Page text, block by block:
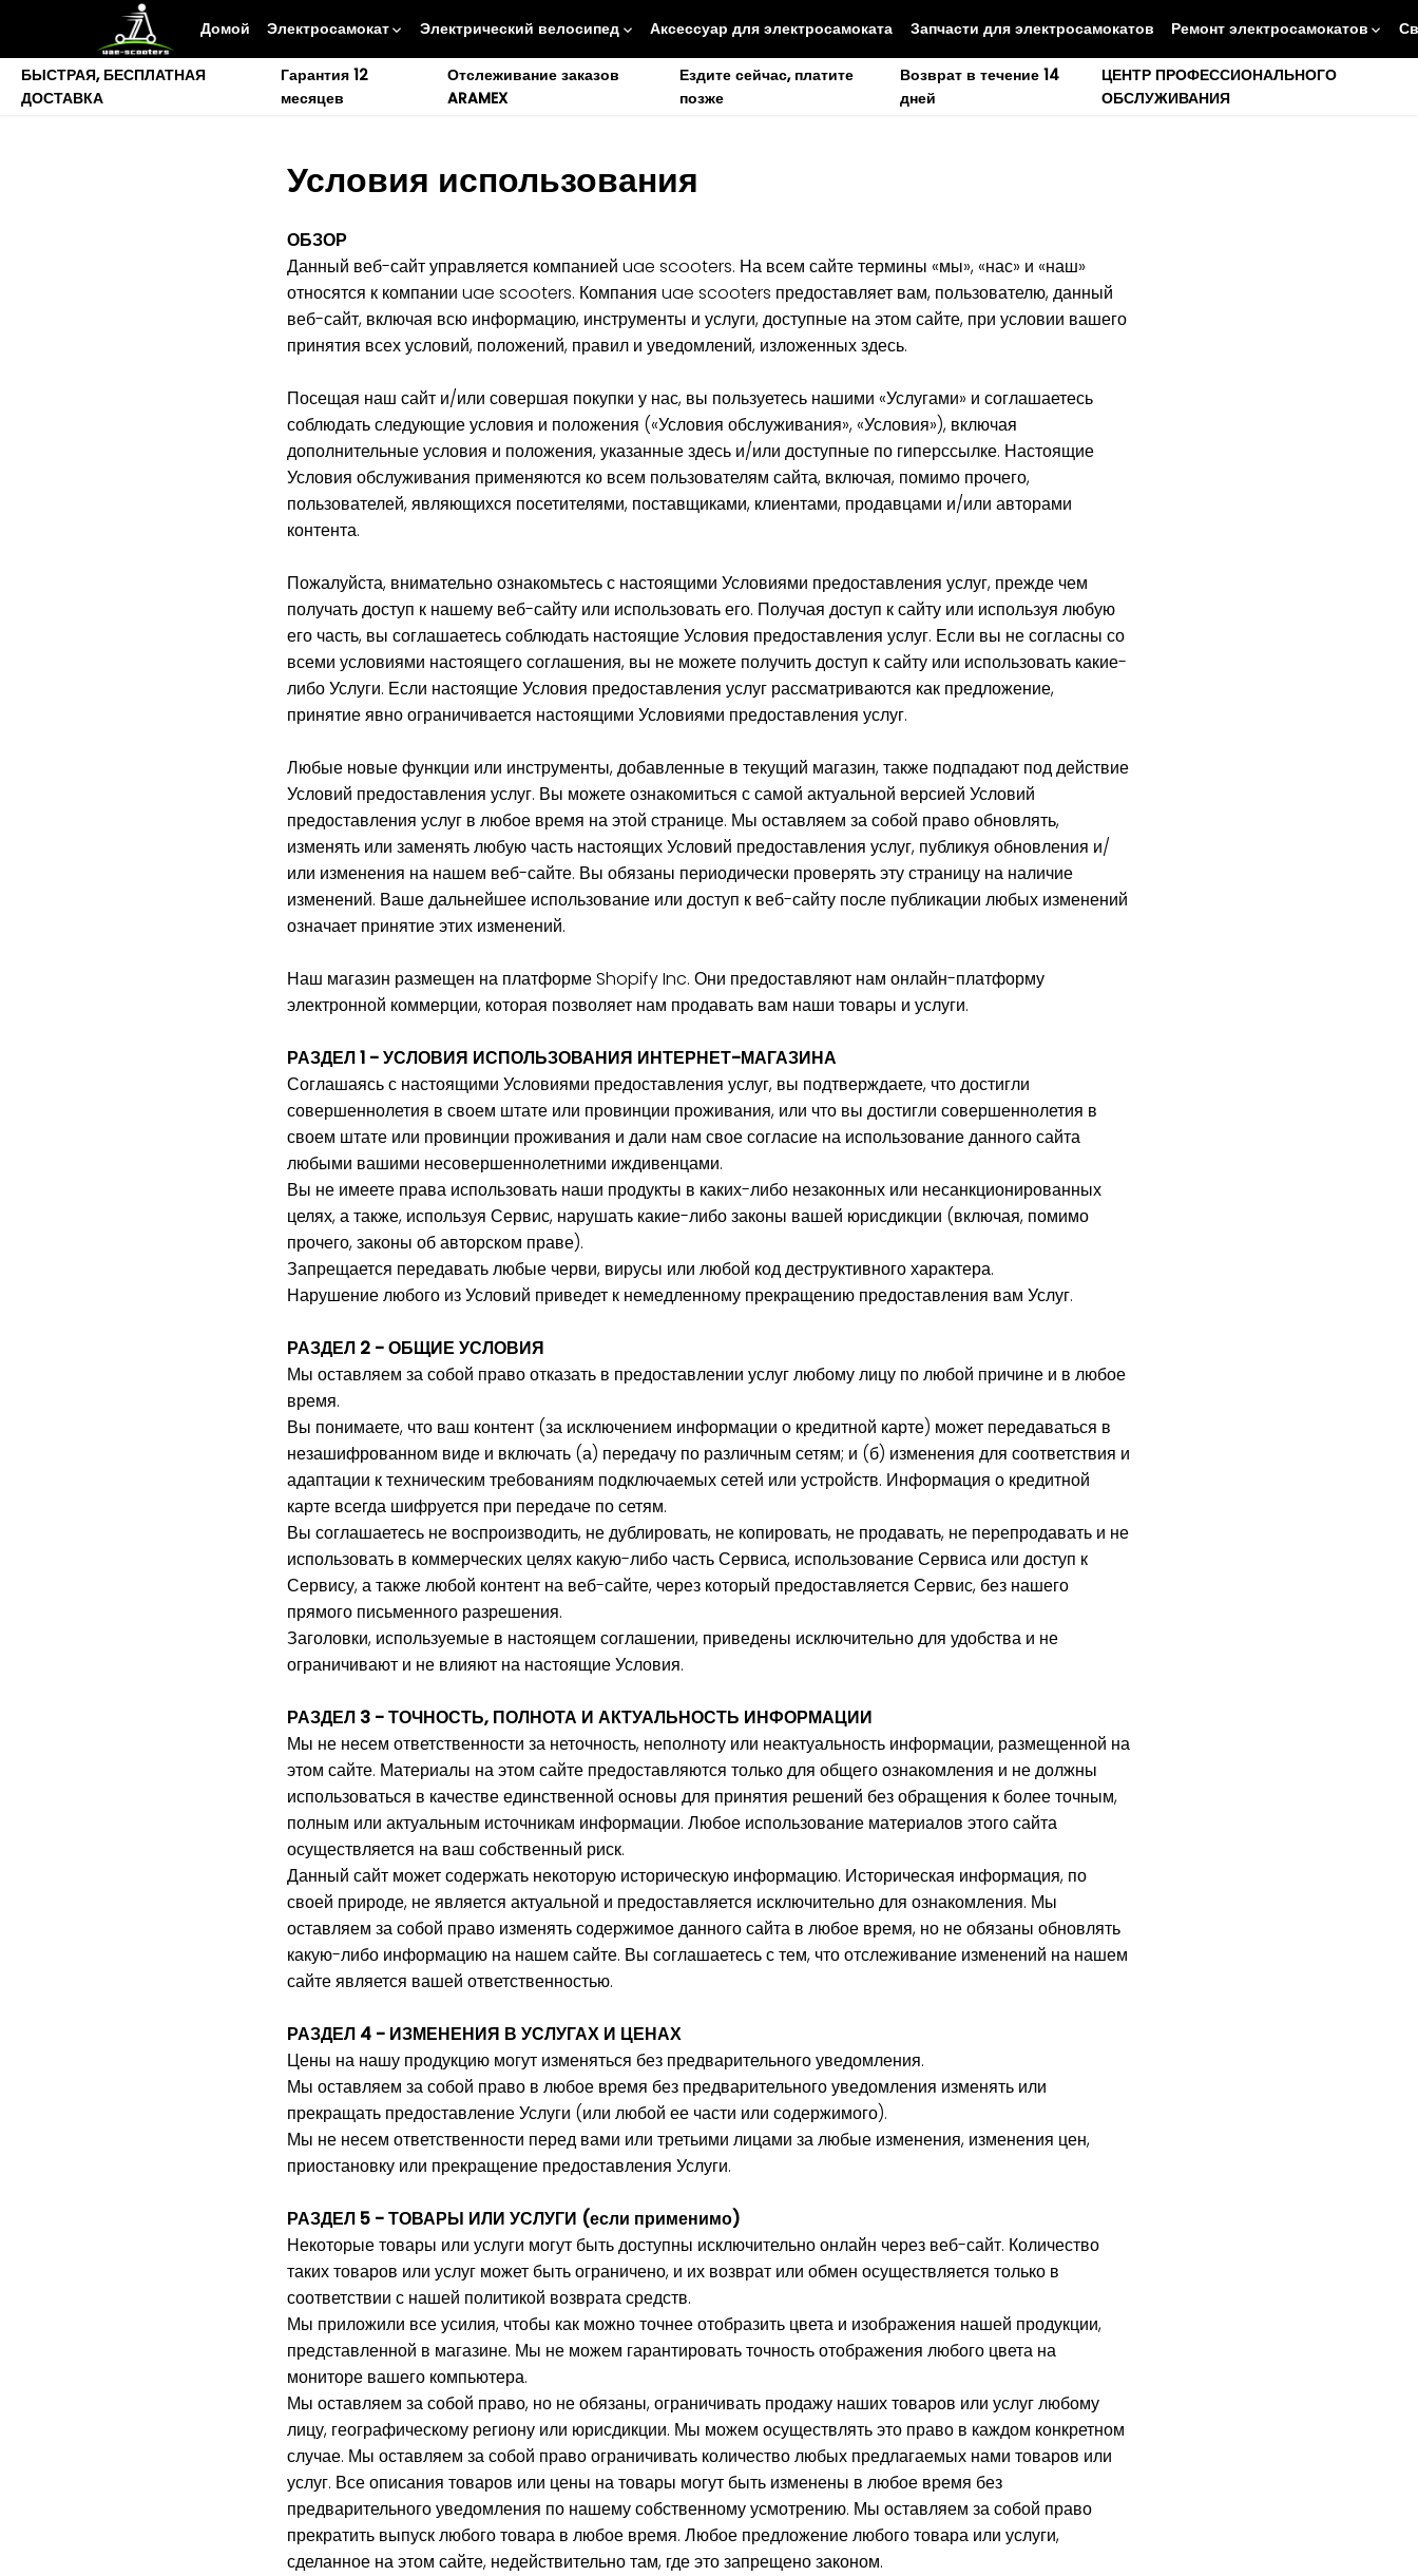
содержанию
Домой Электросамокат Электрический велосипед Аксессуар для электросамоката Запчасти для электросамокатов Ремонт электросамокатов
БЫСТРАЯ, БЕСПЛАТНАЯ
ДОСТАВКА
Гарантия 12
месяцев
Отслеживание заказов
ARAMEX
Ездите сейчас, платите
позже
Возврат в течение 14
дней
ЦЕНТР ПРОФЕССИОНАЛЬНОГО
ОБСЛУЖИВАНИЯ
Условия использования
ОБЗОР
Данный веб-сайт управляется компанией uae scooters. На всем сайте термины «мы», «нас» и «наш»
относятся к компании uae scooters. Компания uae scooters предоставляет вам, пользователю, данный
веб-сайт, включая всю информацию, инструменты и услуги, доступные на этом сайте, при условии вашего
принятия всех условий, положений, правил и уведомлений, изложенных здесь.
Посещая наш сайт и/или совершая покупки у нас, вы пользуетесь нашими «Услугами» и соглашаетесь
соблюдать следующие условия и положения («Условия обслуживания», «Условия»), включая
дополнительные условия и положения, указанные здесь и/или доступные по гиперссылке. Настоящие
Условия обслуживания применяются ко всем пользователям сайта, включая, помимо прочего,
пользователей, являющихся посетителями, поставщиками, клиентами, продавцами и/или авторами
контента.
Пожалуйста, внимательно ознакомьтесь с настоящими Условиями предоставления услуг, прежде чем
получать доступ к нашему веб-сайту или использовать его. Получая доступ к сайту или используя любую
его часть, вы соглашаетесь соблюдать настоящие Условия предоставления услуг. Если вы не согласны со
всеми условиями настоящего соглашения, вы не можете получить доступ к сайту или использовать какие-
либо Услуги. Если настоящие Условия предоставления услуг рассматриваются как предложение,
принятие явно ограничивается настоящими Условиями предоставления услуг.
Любые новые функции или инструменты, добавленные в текущий магазин, также подпадают под действие
Условий предоставления услуг. Вы можете ознакомиться с самой актуальной версией Условий
предоставления услуг в любое время на этой странице. Мы оставляем за собой право обновлять,
изменять или заменять любую часть настоящих Условий предоставления услуг, публикуя обновления и/
или изменения на нашем веб-сайте. Вы обязаны периодически проверять эту страницу на наличие
изменений. Ваше дальнейшее использование или доступ к веб-сайту после публикации любых изменений
означает принятие этих изменений.
Наш магазин размещен на платформе Shopify Inc. Они предоставляют нам онлайн-платформу
электронной коммерции, которая позволяет нам продавать вам наши товары и услуги.
РАЗДЕЛ 1 - УСЛОВИЯ ИСПОЛЬЗОВАНИЯ ИНТЕРНЕТ-МАГАЗИНА
Соглашаясь с настоящими Условиями предоставления услуг, вы подтверждаете, что достигли
совершеннолетия в своем штате или провинции проживания, или что вы достигли совершеннолетия в
своем штате или провинции проживания и дали нам свое согласие на использование данного сайта
любыми вашими несовершеннолетними иждивенцами.
Вы не имеете права использовать наши продукты в каких-либо незаконных или несанкционированных
целях, а также, используя Сервис, нарушать какие-либо законы вашей юрисдикции (включая, помимо
прочего, законы об авторском праве).
Запрещается передавать любые черви, вирусы или любой код деструктивного характера.
Нарушение любого из Условий приведет к немедленному прекращению предоставления вам Услуг.
РАЗДЕЛ 2 - ОБЩИЕ УСЛОВИЯ
Мы оставляем за собой право отказать в предоставлении услуг любому лицу по любой причине и в любое
время.
Вы понимаете, что ваш контент (за исключением информации о кредитной карте) может передаваться в
незашифрованном виде и включать (а) передачу по различным сетям; и (б) изменения для соответствия и
адаптации к техническим требованиям подключаемых сетей или устройств. Информация о кредитной
карте всегда шифруется при передаче по сетям.
Вы соглашаетесь не воспроизводить, не дублировать, не копировать, не продавать, не перепродавать и не
использовать в коммерческих целях какую-либо часть Сервиса, использование Сервиса или доступ к
Сервису, а также любой контент на веб-сайте, через который предоставляется Сервис, без нашего
прямого письменного разрешения.
Заголовки, используемые в настоящем соглашении, приведены исключительно для удобства и не
ограничивают и не влияют на настоящие Условия.
РАЗДЕЛ 3 - ТОЧНОСТЬ, ПОЛНОТА И АКТУАЛЬНОСТЬ ИНФОРМАЦИИ
Мы не несем ответственности за неточность, неполноту или неактуальность информации, размещенной на
этом сайте. Материалы на этом сайте предоставляются только для общего ознакомления и не должны
использоваться в качестве единственной основы для принятия решений без обращения к более точным,
полным или актуальным источникам информации. Любое использование материалов этого сайта
осуществляется на ваш собственный риск.
Данный сайт может содержать некоторую историческую информацию. Историческая информация, по
своей природе, не является актуальной и предоставляется исключительно для ознакомления. Мы
оставляем за собой право изменять содержимое данного сайта в любое время, но не обязаны обновлять
какую-либо информацию на нашем сайте. Вы соглашаетесь с тем, что отслеживание изменений на нашем
сайте является вашей ответственностью.
РАЗДЕЛ 4 - ИЗМЕНЕНИЯ В УСЛУГАХ И ЦЕНАХ
Цены на нашу продукцию могут изменяться без предварительного уведомления.
Мы оставляем за собой право в любое время без предварительного уведомления изменять или
прекращать предоставление Услуги (или любой ее части или содержимого).
Мы не несем ответственности перед вами или третьими лицами за любые изменения, изменения цен,
приостановку или прекращение предоставления Услуги.
РАЗДЕЛ 5 - ТОВАРЫ ИЛИ УСЛУГИ (если применимо)
Некоторые товары или услуги могут быть доступны исключительно онлайн через веб-сайт. Количество
таких товаров или услуг может быть ограничено, и их возврат или обмен осуществляется только в
соответствии с нашей политикой возврата средств.
Мы приложили все усилия, чтобы как можно точнее отобразить цвета и изображения нашей продукции,
представленной в магазине. Мы не можем гарантировать точность отображения любого цвета на
мониторе вашего компьютера.
Мы оставляем за собой право, но не обязаны, ограничивать продажу наших товаров или услуг любому
лицу, географическому региону или юрисдикции. Мы можем осуществлять это право в каждом конкретном
случае. Мы оставляем за собой право ограничивать количество любых предлагаемых нами товаров или
услуг. Все описания товаров или цены на товары могут быть изменены в любое время без
предварительного уведомления по нашему собственному усмотрению. Мы оставляем за собой право
прекратить выпуск любого товара в любое время. Любое предложение любого товара или услуги,
сделанное на этом сайте, недействительно там, где это запрещено законом.